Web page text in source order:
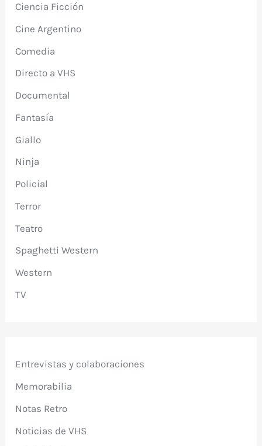
Ciencia Ficción
Cine Argentino
Comedia
Directo a VHS
Documental
Fantasía
Giallo
Ninja
Policial
Terror
Teatro
Spaghetti Western
Western
TV
Entrevistas y colaboraciones
Memorabilia
Notas Retro
Noticias de VHS